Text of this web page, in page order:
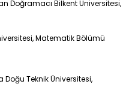
Doğramacı Bilkent Üniversitesi,
Matematik Bölümü
Doğu Teknik Üniversitesi,